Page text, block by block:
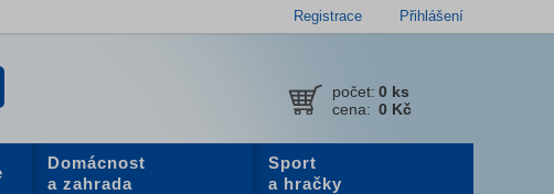
Registrace Přihlášení
počet: 0 ks
cena: 0 Kč
Domácnost
a zahrada
Sport
a hračky